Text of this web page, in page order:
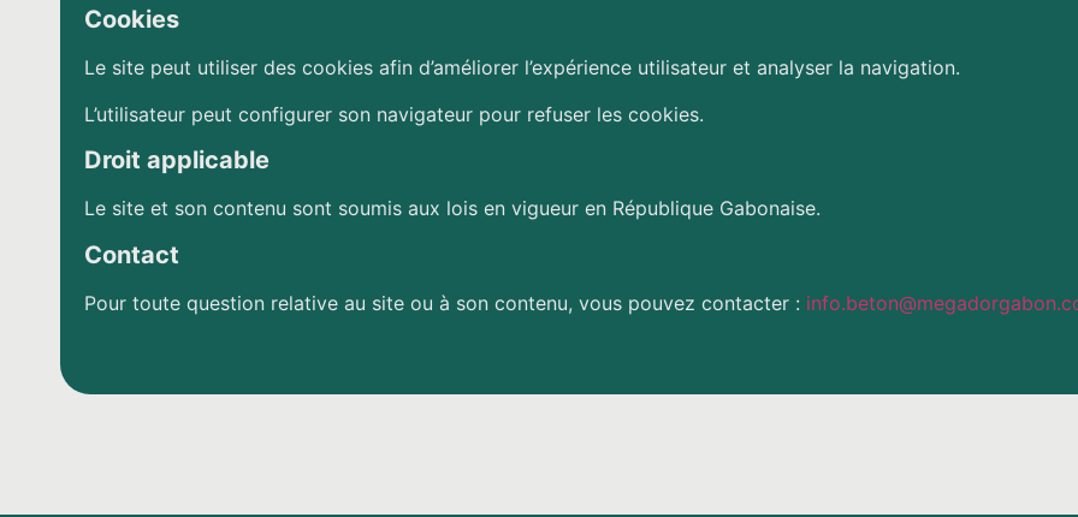
Cookies
Le site peut utiliser des cookies afin d’améliorer l’expérience utilisateur et analyser la navigation.
L’utilisateur peut configurer son navigateur pour refuser les cookies.
Droit applicable
Le site et son contenu sont soumis aux lois en vigueur en République Gabonaise.
Contact
Pour toute question relative au site ou à son contenu, vous pouvez contacter :